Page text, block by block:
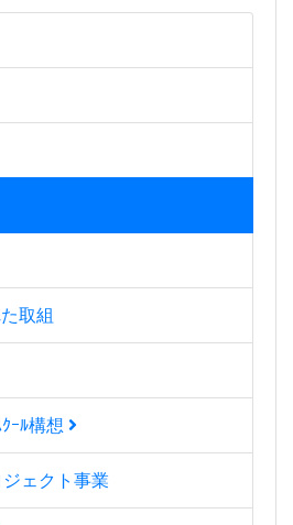
取組
ｰﾙ構想
ェクト事業